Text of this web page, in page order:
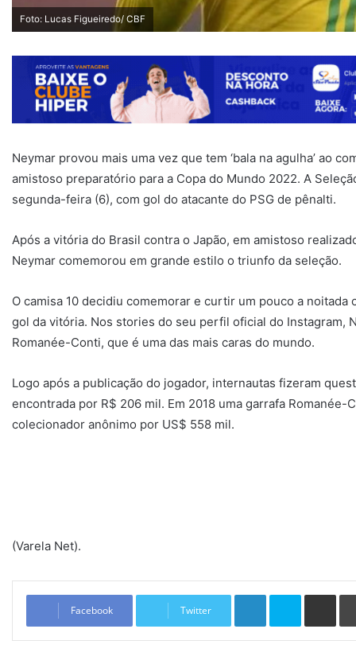
Foto: Lucas Figueiredo/ CBF
Neymar provou mais uma vez que tem ‘bala na agulha’ ao
amistoso preparatório para a Copa do Mundo 2022. A
segunda-feira (6), com gol do atacante do PSG de pênalti.
Após a vitória do Brasil contra o Japão, em amistoso
Neymar comemorou em grande estilo o triunfo da seleção.
O camisa 10 decidiu comemorar e curtir um pouco a
gol da vitória. Nos stories do seu perfil oficial do Instagram,
Romanée-Conti, que é uma das mais caras do mundo.
Logo após a publicação do jogador, internautas fizeram
encontrada por R$ 206 mil. Em 2018 uma garrafa
colecionador anônimo por US$ 558 mil.
(Varela Net).
Facebook Twitter
Linkedin Skype